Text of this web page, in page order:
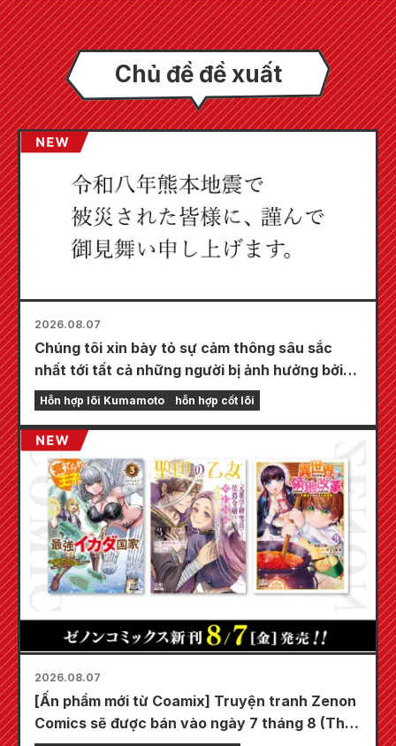
Chủ đề đề xuất
2026.08.07
Chúng tôi xin bày tỏ sự cảm thông sâu sắc
nhất tới tất cả những người bị ảnh hưởng bởi
trận động đất Kumamoto năm 2026.
Hỗn hợp lõi Kumamoto hỗn hợp cốt lõi
2026.08.07
[Ấn phẩm mới từ Coamix] Truyện tranh Zenon
Comics sẽ được bán vào ngày 7 tháng 8 (Thứ